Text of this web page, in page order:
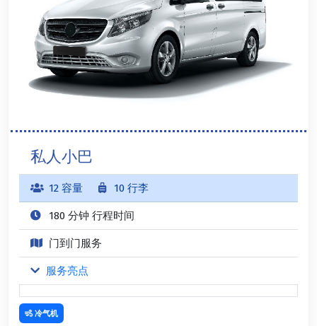
私人小巴
12 容量 10 行李
180 分钟 行程时间
门到门服务
服务亮点
冷气机